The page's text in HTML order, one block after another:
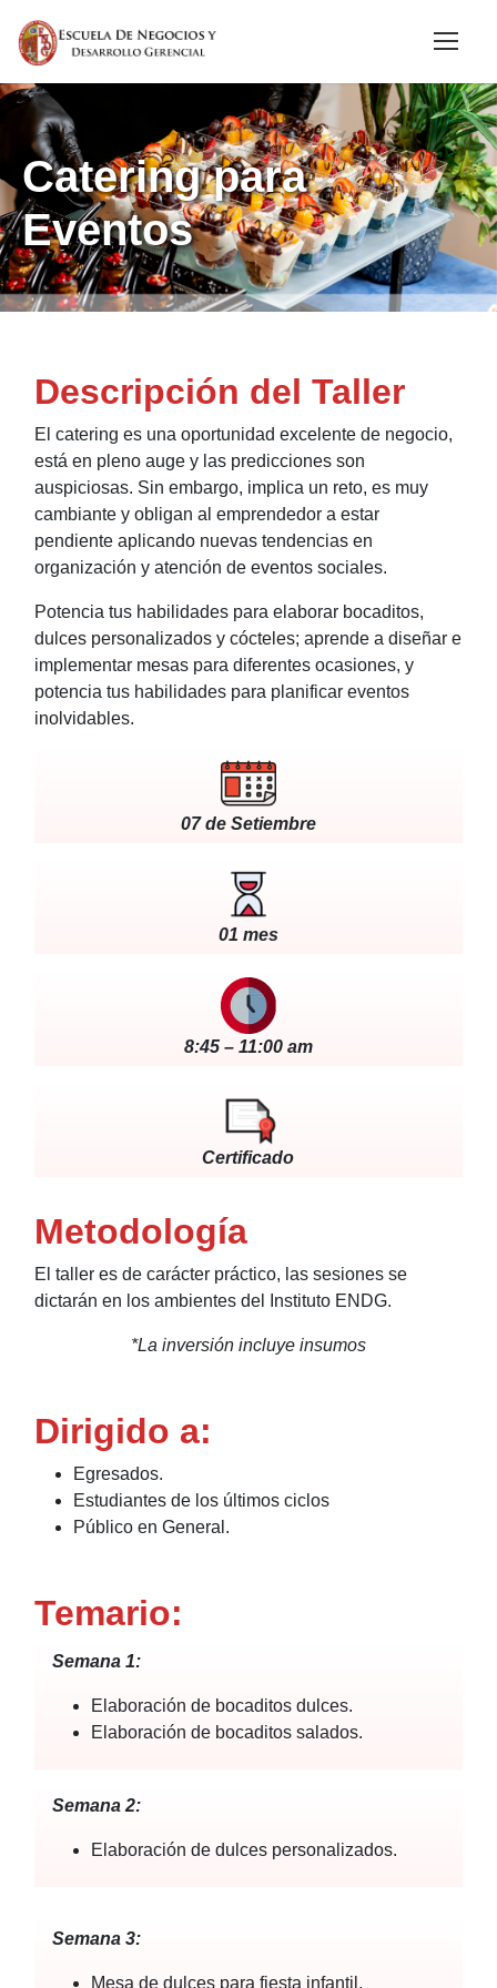
Catering para
Eventos
Descripción del Taller
El catering es una oportunidad excelente de negocio,
está en pleno auge y las predicciones son
auspiciosas. Sin embargo, implica un reto, es muy
cambiante y obligan al emprendedor a estar
pendiente aplicando nuevas tendencias en
organización y atención de eventos sociales.
Potencia tus habilidades para elaborar bocaditos,
dulces personalizados y cócteles; aprende a diseñar e
implementar mesas para diferentes ocasiones, y
potencia tus habilidades para planificar eventos
inolvidables.
07 de Setiembre
01 mes
8:45 – 11:00 am
Certificado
Metodología
El taller es de carácter práctico, las sesiones se
dictarán en los ambientes del Instituto ENDG.
*La inversión incluye insumos
Dirigido a:
Egresados.
Estudiantes de los últimos ciclos
Público en General.
Temario:
Semana 1:
Elaboración de bocaditos dulces.
Elaboración de bocaditos salados.
Semana 2:
Elaboración de dulces personalizados.
Semana 3:
Mesa de dulces para fiesta infantil.